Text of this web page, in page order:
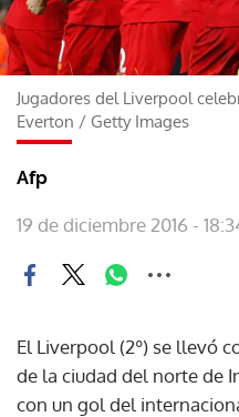
Jugadores del Liverpool
Everton / Getty Images
Afp
19 de diciembre 2016 -
El Liverpool (2º) se llevó
de la ciudad del norte de
con un gol del